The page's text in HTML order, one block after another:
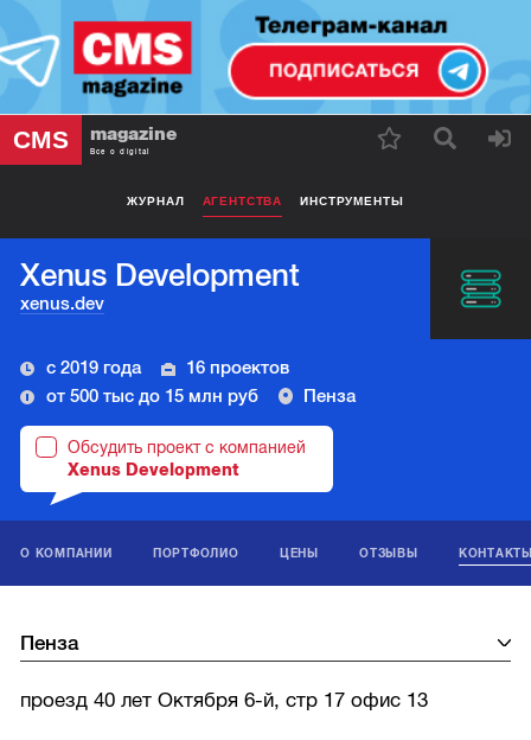
CMS magazine
Все о digital
ЖУРНАЛ АГЕНТСТВА ИНСТРУМЕНТЫ
Xenus Development
xenus.dev
с 2019 года
16 проектов
от 500 тыс до 15 млн руб
Пенза
Обсудить проект с компанией
Xenus Development
О КОМПАНИИ ПОРТФОЛИО ЦЕНЫ ОТЗЫВЫ
проезд 40 лет Октября 6-й, стр 17 офис 13